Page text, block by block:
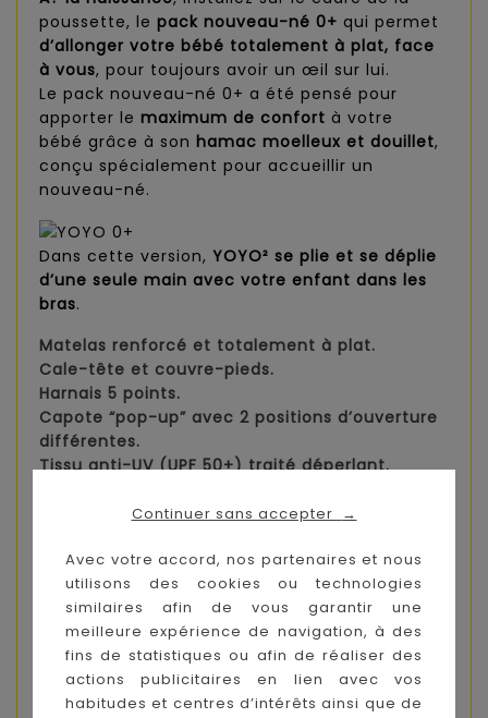
Continuer sans accepter →
Avec votre accord, nos partenaires et nous
utilisons des cookies ou technologies
similaires afin de vous garantir une
meilleure expérience de navigation, à des
fins de statistiques ou afin de réaliser des
actions publicitaires en lien avec vos
habitudes et centres d’intérêts ainsi que de
poussette, le pack nouveau-né 0+ qui permet
d’allonger votre bébé totalement à plat, face
à vous, pour toujours avoir un œil sur lui.
Le pack nouveau-né 0+ a été pensé pour
apporter le maximum de confort à votre
bébé grâce à son hamac moelleux et douillet,
conçu spécialement pour accueillir un
nouveau-né.
Dans cette version, YOYO² se plie et se déplie
d’une seule main avec votre enfant dans les
bras.
Matelas renforcé et totalement à plat.
Cale-tête et couvre-pieds.
Harnais 5 points.
Capote “pop-up” avec 2 positions d’ouverture
différentes.
Tissu anti-UV (UPF 50+) traité déperlant.
Dimensions pliées bagage cabine*.
* Depuis 2012, les poussettes
YOYO (dimensions pliées 52 x 44 x 18 cm) sont
acceptées ou reconnues comme bagages
cabine par la plupart des compagnies
aériennes. Cependant, les standards bagages
cabine peuvent varier selon la compagnie